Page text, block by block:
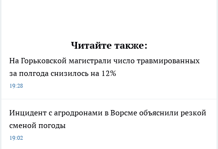
Читайте также:
На Горьковской магистрали число травмированных
за полгода снизилось на 12%
19:28
Инцидент с агродронами в Ворсме объяснили резкой
сменой погоды
19:02